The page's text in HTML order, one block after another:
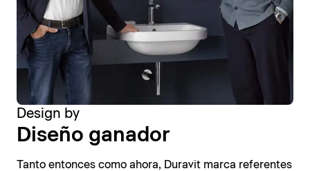
Design by
Diseño ganador
Tanto entonces como ahora, Duravit marca referentes